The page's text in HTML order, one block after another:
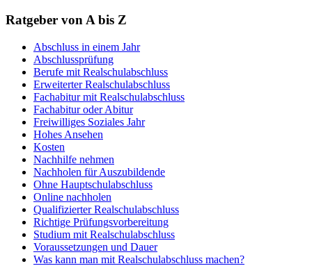
Ratgeber von A bis Z
Abschluss in einem Jahr
Abschlussprüfung
Berufe mit Realschulabschluss
Erweiterter Realschulabschluss
Fachabitur mit Realschulabschluss
Fachabitur oder Abitur
Freiwilliges Soziales Jahr
Hohes Ansehen
Kosten
Nachhilfe nehmen
Nachholen für Auszubildende
Ohne Hauptschulabschluss
Online nachholen
Qualifizierter Realschulabschluss
Richtige Prüfungsvorbereitung
Studium mit Realschulabschluss
Voraussetzungen und Dauer
Was kann man mit Realschulabschluss machen?